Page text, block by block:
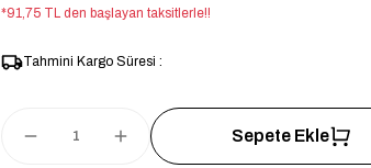
*91,75 TL den başlayan taksitlerle!!
Tahmini Kargo Süresi :
Sepete Ekle